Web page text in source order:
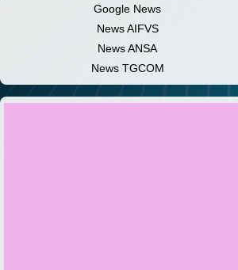
Google News
News AIFVS
News ANSA
News TGCOM